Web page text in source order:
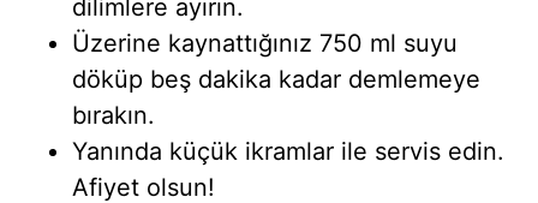
dilimlere ayırın.
Üzerine kaynattığınız 750 ml suyu
döküp beş dakika kadar demlemeye
bırakın.
Yanında küçük ikramlar ile servis edin.
Afiyet olsun!